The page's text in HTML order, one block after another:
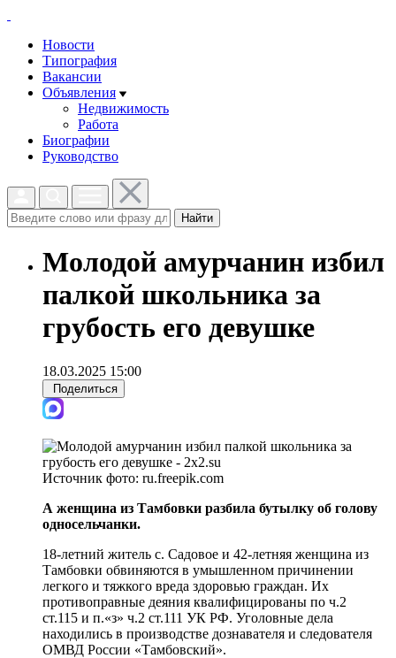
Новости
Типография
Вакансии
Объявления
Недвижимость
Работа
Биографии
Руководство
Найти
Молодой амурчанин избил
палкой школьника за
грубость его девушке
18.03.2025 15:00
Поделиться
Источник фото: ru.freepik.com
А женщина из Тамбовки разбила бутылку об голову
односельчанки.
18-летний житель с. Садовое и 42-летняя женщина из
Тамбовки обвиняются в умышленном причинении
легкого и тяжкого вреда здоровью граждан. Их
противоправные деяния квалифицированы по ч.2
ст.115 и п.«з» ч.2 ст.111 УК РФ. Уголовные дела
находились в производстве дознавателя и следователя
ОМВД России «Тамбовский».